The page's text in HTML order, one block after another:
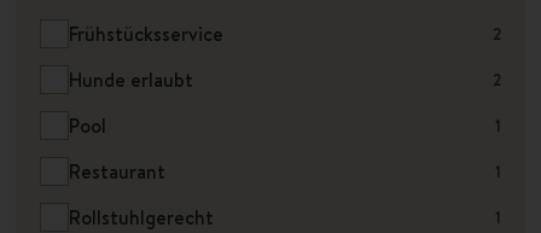
Frühstücksservice 2
Hunde erlaubt 2
Pool 1
Restaurant 1
Rollstuhlgerecht 1